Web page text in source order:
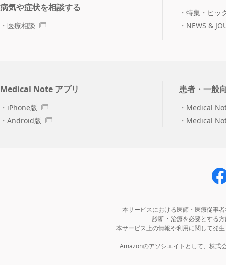
病気や症状を相談する
医療相談
特集・ピッ
NEWS &
Medical Note アプリ
iPhone版
Android版
患者・一般
Medical
Medical
本サービスにおける医師・医療従事
診断・治療を必要とする
本サービス上の情報や利用に関して発
Amazonのアソシエイトとして、株式